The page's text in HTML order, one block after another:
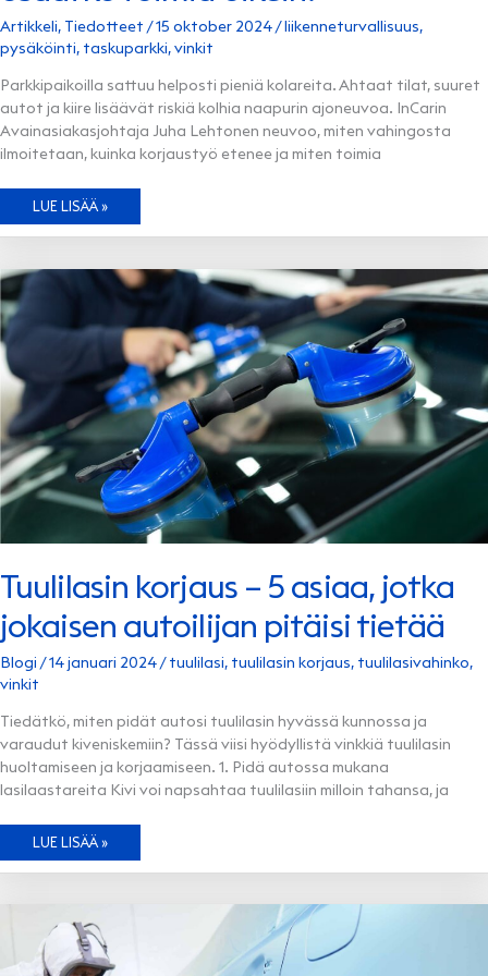
Artikkeli, Tiedotteet /15 oktober 2024/liikenneturvallisuus,
pysäköinti, taskuparkki,vinkit
Parkkipaikoilla sattuu helposti pieniä kolareita. Ahtaat tilat, suuret
autot ja kiire lisäävät riskiä kolhia naapurin ajoneuvoa. InCarin
Avainasiakasjohtaja Juha Lehtonen neuvoo, miten vahingosta
ilmoitetaan, kuinka korjaustyö etenee ja miten toimia
JOS
PARKKIPAIKALLA,
OIKEIN?
LUE LISÄÄ »
Tuulilasin korjaus – 5 asiaa, jotka
jokaisen autoilijan pitäisi tietää
Blogi /14 januari 2024/tuulilasi, tuulilasin korjaus, tuulilasivahinko,
vinkit
Tiedätkö, miten pidät autosi tuulilasin hyvässä kunnossa ja
varaudut kiveniskemiin? Tässä viisi hyödyllistä vinkkiä tuulilasin
huoltamiseen ja korjaamiseen. 1. Pidä autossa mukana
lasilaastareita Kivi voi napsahtaa tuulilasiin milloin tahansa, ja
TUULILASIN
–
JOKAISEN
AUTOILIJAN
PITÄISI
TIETÄÄ
LUE LISÄÄ »